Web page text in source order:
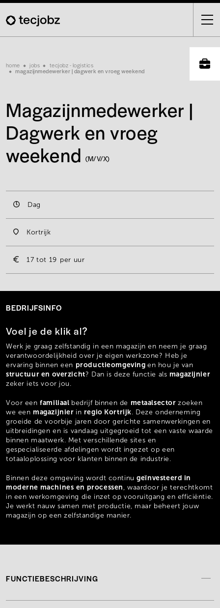
Skip
main
Breadcrumb
home jobs tecjobz - logistics
magazijnmedewerker | dagwerk en vroeg weekend
Magazijnmedewerker |
Dagwerk en vroeg
weekend (M/V/X)
Dag
Kortrijk
17 19 per uur
BEDRIJFSINFO
Voel je de klik al?
Werk je graag zelfstandig in een magazijn en neem je graag
verantwoordelijkheid over je eigen werkzone? Heb je
ervaring binnen een productieomgevingen hou je van
structuur en overzicht? Dan is deze functie als magazijnier
zeker iets voor jou.
Voor eenfamiliaal bedrijf binnen de metaalsectorzoeken
we een magazijnier in regio Kortrijk
. Deze onderneming
groeide de voorbije jaren door gerichte samenwerkingen en
uitbreidingen en is vandaag uitgegroeid tot een vaste waarde
binnen maatwerk. Met verschillende sites en
gespecialiseerde afdelingen wordt ingezet op een
totaaloplossing voor klanten binnen de industrie.
Binnen deze omgeving wordt continugeïnvesteerd in
moderne machines en processen
, waardoor je terechtkomt
in een werkomgeving die inzet op vooruitgang en efficiëntie.
Je werkt nauw samen met productie, maar beheert jouw
magazijn op een zelfstandige manier.
FUNCTIEBESCHRIJVING